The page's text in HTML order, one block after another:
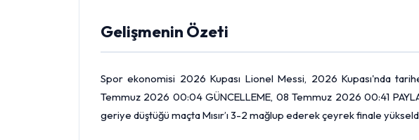
Gelişmenin Özeti
Spor ekonomisi 2026 Kupası Lionel Messi, 2026 Kupası'nda
Temmuz 2026 00:04 GÜNCELLEME, 08 Temmuz 2026 00:41
geriye düştüğü maçta Mısır’ı 3-2 mağlup ederek çeyrek finale